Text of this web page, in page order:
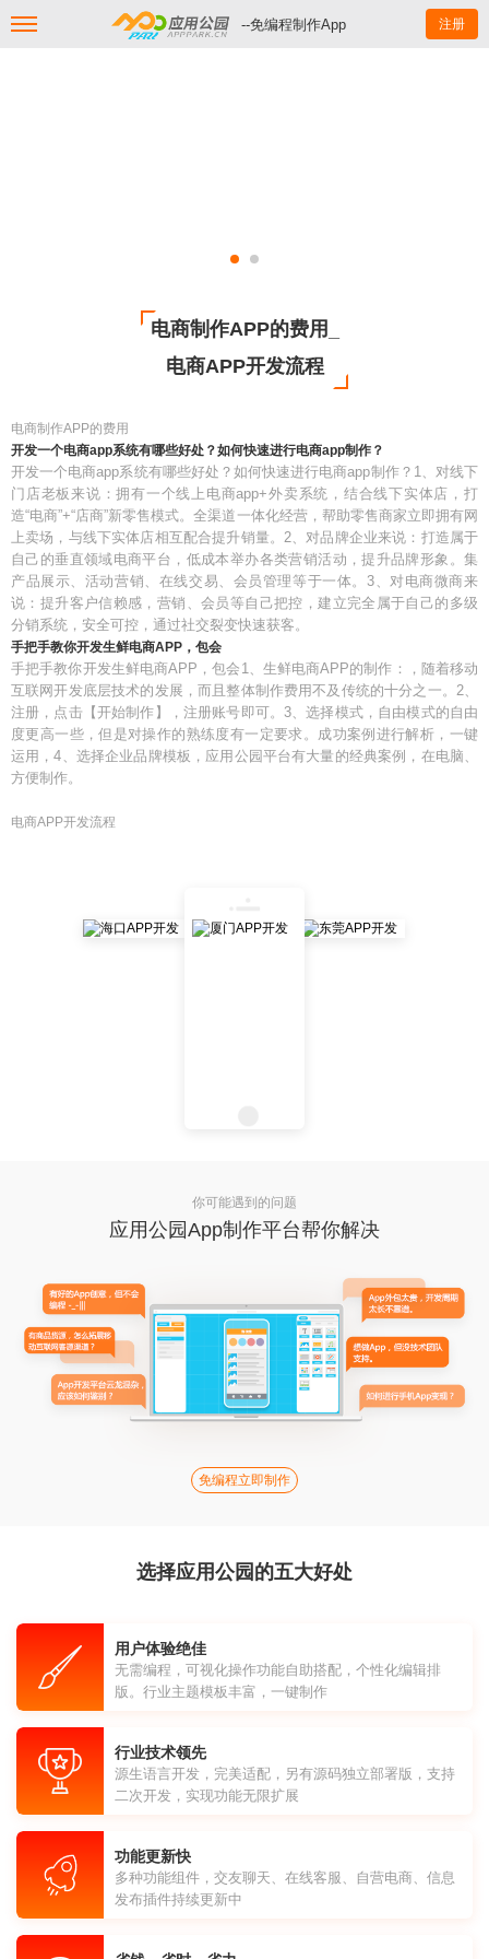
--免编程制作App 注册
电商制作APP的费用_
电商APP开发流程
电商制作APP的费用
开发一个电商app系统有哪些好处？如何快速进行电商app制作？
开发一个电商app系统有哪些好处？如何快速进行电商app制作？1、对线下
门店老板来说：拥有一个线上电商app+外卖系统，结合线下实体店，打
造“电商”+“店商”新零售模式。全渠道一体化经营，帮助零售商家立即拥有网
上卖场，与线下实体店相互配合提升销量。2、对品牌企业来说：打造属于
自己的垂直领域电商平台，低成本举办各类营销活动，提升品牌形象。集
产品展示、活动营销、在线交易、会员管理等于一体。3、对电商微商来
说：提升客户信赖感，营销、会员等自己把控，建立完全属于自己的多级
分销系统，安全可控，通过社交裂变快速获客。
手把手教你开发生鲜电商APP，包会
手把手教你开发生鲜电商APP，包会1、生鲜电商APP的制作：，随着移动
互联网开发底层技术的发展，而且整体制作费用不及传统的十分之一。2、
注册，点击【开始制作】，注册账号即可。3、选择模式，自由模式的自由
度更高一些，但是对操作的熟练度有一定要求。成功案例进行解析，一键
运用，4、选择企业品牌模板，应用公园平台有大量的经典案例，在电脑、
方便制作。
电商APP开发流程
你可能遇到的问题
应用公园App制作平台帮你解决
免编程立即制作
选择应用公园的五大好处
用户体验绝佳
无需编程，可视化操作功能自助搭配，个性化编辑排
版。行业主题模板丰富，一键制作
行业技术领先
源生语言开发，完美适配，另有源码独立部署版，支持
二次开发，实现功能无限扩展
功能更新快
多种功能组件，交友聊天、在线客服、自营电商、信息
发布插件持续更新中